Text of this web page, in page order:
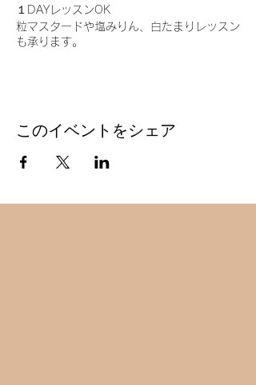
１DAYレッスンOK
粒マスタードや塩みりん、白たまりレッスン
も承ります。
このイベントをシェア